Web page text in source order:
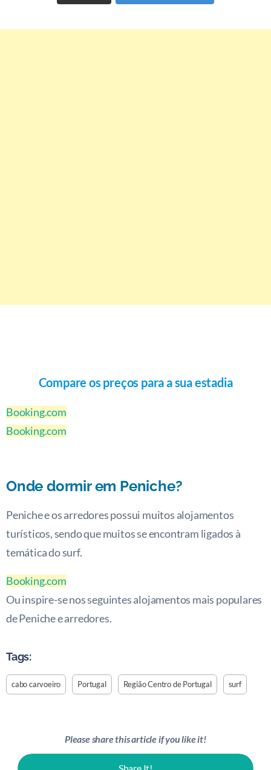
Compare os preços para a sua estadia
Booking.com
Booking.com
Onde dormir em Peniche?
Peniche e os arredores possui muitos alojamentos
turísticos, sendo que muitos se encontram ligados à
temática do surf.
Booking.com
Ou inspire-se nos seguintes alojamentos mais populares
de Peniche e arredores.
Tags:
cabo carvoeiro Portugal Região Centro de Portugal surf
Please share this article if you like it!